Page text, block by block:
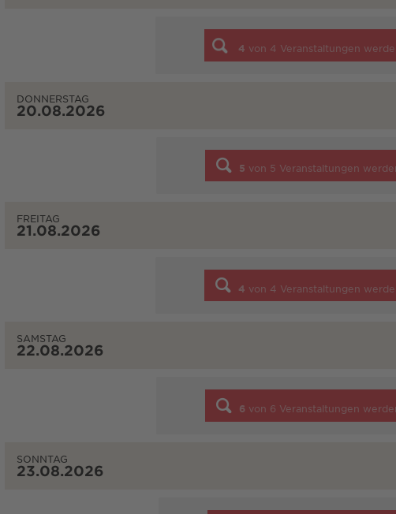
4 von 4 Veranstaltungen
DONNERSTAG
20.08.2026
5 von 5 Veranstaltungen
FREITAG
21.08.2026
4 von 4 Veranstaltungen
SAMSTAG
22.08.2026
6 von 6 Veranstaltungen
SONNTAG
23.08.2026